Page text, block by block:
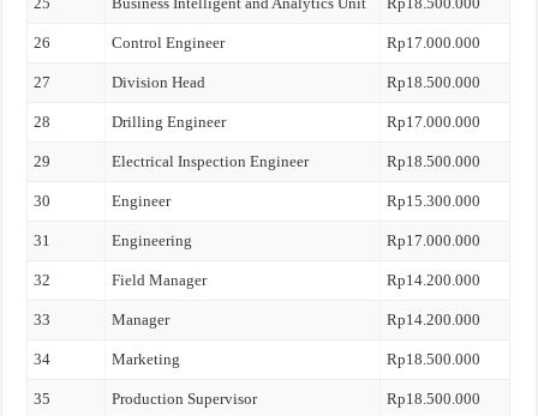
26 Control Engineer Rp17.000.000
27 Division Head Rp18.500.000
28 Drilling Engineer Rp17.000.000
29 Electrical Inspection Engineer Rp18.500.000
30 Engineer Rp15.300.000
31 Engineering Rp17.000.000
32 Field Manager Rp14.200.000
33 Manager Rp14.200.000
34 Marketing Rp18.500.000
35 Production Supervisor Rp18.500.000